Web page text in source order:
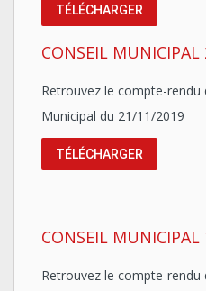
TÉLÉCHARGER
CONSEIL
Retrouvez le compte-rendu
Municipal du 21/11/2019
TÉLÉCHARGER
CONSEIL
Retrouvez le compte-rendu